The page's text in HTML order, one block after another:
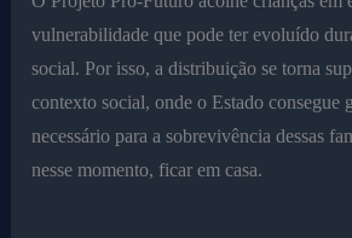
vulnerabilidade que pode ter evoluído
social. Por isso, a distribuição se torna
contexto social, onde o Estado consegue
necessário para a sobrevivência dessas
nesse momento, ficar em casa.